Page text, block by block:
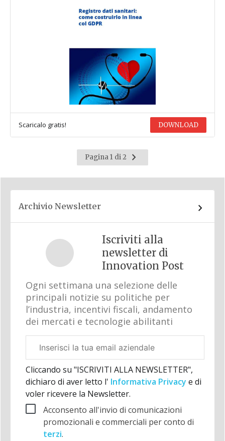
Scaricalo gratis! DOWNLOAD
Pagina 1 di 2
Pagina
successiva
Archivio Newsletter
Iscriviti alla
newsletter di
Innovation Post
Ogni settimana una selezione delle
principali notizie su politiche per
l’industria, incentivi fiscali, andamento
dei mercati e tecnologie abilitanti
aziendale
Cliccando su "ISCRIVITI ALLA NEWSLETTER",
dichiaro di aver letto l' Informativa Privacy e di
voler ricevere la Newsletter.
Acconsento all'invio di comunicazioni
promozionali e commerciali per conto di
terzi.